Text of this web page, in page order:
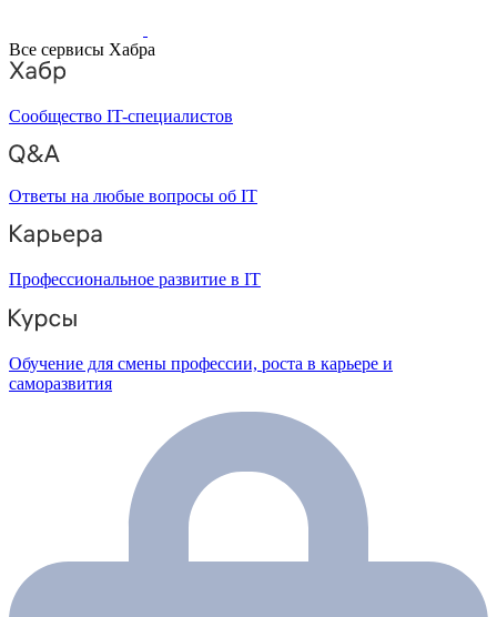
Все сервисы Хабра
Сообщество IT-специалистов
Ответы на любые вопросы об IT
Профессиональное развитие в IT
Обучение для смены профессии, роста в карьере и
саморазвития